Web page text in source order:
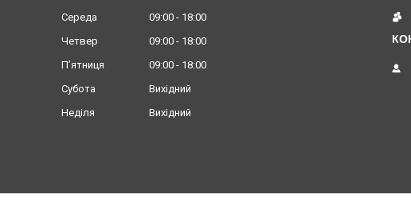
Середа
09:00
18:00
Четвер
09:00
18:00
Пʼятниця
09:00
18:00
Субота
Вихідний
Неділя
Вихідний